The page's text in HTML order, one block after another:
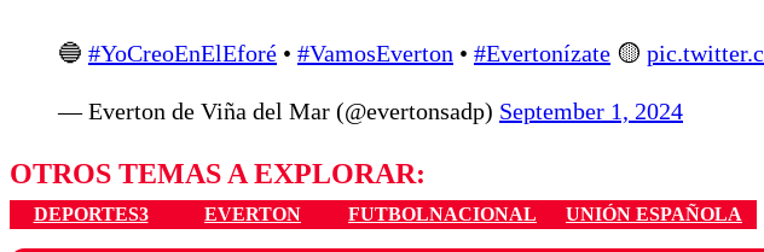
🔵 #YoCreoEnElEforé • #VamosEverton • #Evertonízate 🟡
— Everton de Viña del Mar (@evertonsadp) September 1, 2024
OTROS TEMAS A EXPLORAR:
DEPORTES3 EVERTON FUTBOLNACIONAL UNIÓN ESPAÑOLA